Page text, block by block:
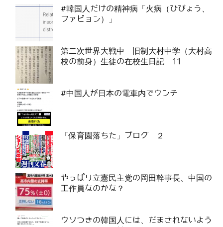
#韓国人だけの精神病「火病（ひびょう、
ファビョン）」
第二次世界大戦中 旧制大村中学（大村高
校の前身）生徒の在校生日記 11
#中国人が日本の電車内でウンチ
「保育園落ちた」ブログ ２
やっぱり立憲民主党の岡田幹事長、中国の
工作員なのかな？
ウソつきの韓国人には、だまされないよう